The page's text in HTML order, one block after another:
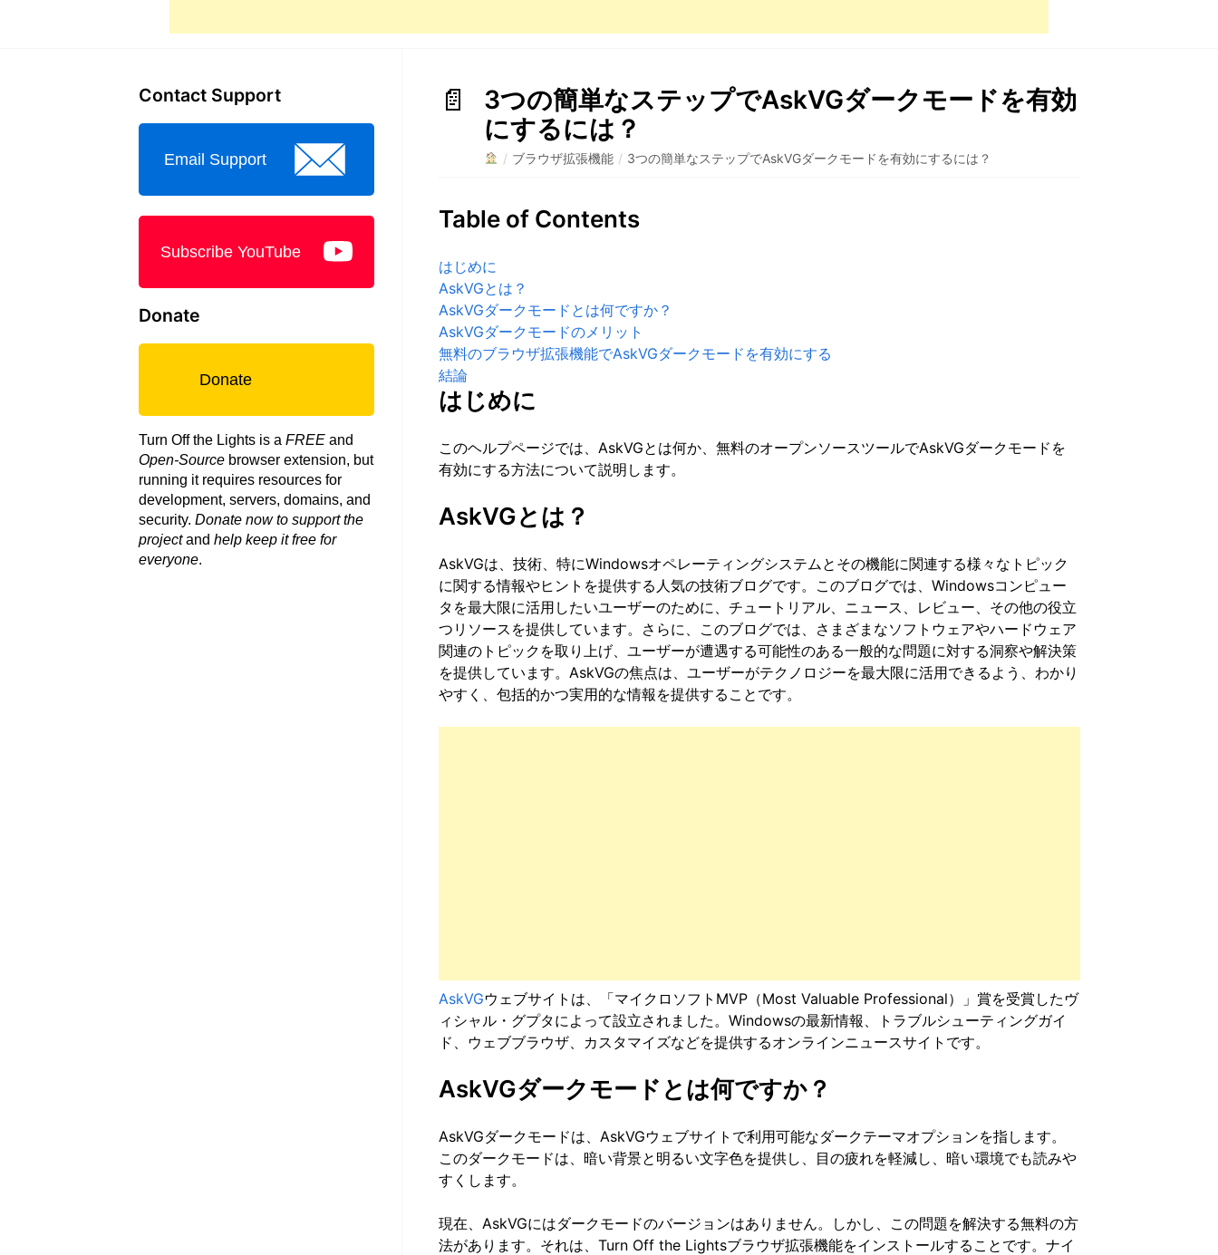
3つの簡単なステップでAskVGダークモードを有効
にするには？
/ ブラウザ拡張機能 / 3つの簡単なステップでAskVGダークモードを有効にするには？
Table of Contents
はじめに
AskVGとは？
AskVGダークモードとは何ですか？
AskVGダークモードのメリット
無料のブラウザ拡張機能でAskVGダークモードを有効にする
結論
はじめに
このヘルプページでは、AskVGとは何か、無料のオープンソースツールでAskVGダークモードを
有効にする方法について説明します。
AskVGとは？
AskVGは、技術、特にWindowsオペレーティングシステムとその機能に関連する様々なトピック
に関する情報やヒントを提供する人気の技術ブログです。このブログでは、Windowsコンピュー
タを最大限に活用したいユーザーのために、チュートリアル、ニュース、レビュー、その他の役立
つリソースを提供しています。さらに、このブログでは、さまざまなソフトウェアやハードウェア
関連のトピックを取り上げ、ユーザーが遭遇する可能性のある一般的な問題に対する洞察や解決策
を提供しています。AskVGの焦点は、ユーザーがテクノロジーを最大限に活用できるよう、わかり
やすく、包括的かつ実用的な情報を提供することです。
AskVGウェブサイトは、「マイクロソフトMVP（Most Valuable Professional）」賞を受賞したヴ
ィシャル・グプタによって設立されました。Windowsの最新情報、トラブルシューティングガイ
ド、ウェブブラウザ、カスタマイズなどを提供するオンラインニュースサイトです。
AskVGダークモードとは何ですか？
AskVGダークモードは、AskVGウェブサイトで利用可能なダークテーマオプションを指します。
このダークモードは、暗い背景と明るい文字色を提供し、目の疲れを軽減し、暗い環境でも読みや
すくします。
現在、AskVGにはダークモードのバージョンはありません。しかし、この問題を解決する無料の方
法があります。それは、Turn Off the Lightsブラウザ拡張機能をインストールすることです。ナイ
Contact Support
Email Support
Subscribe YouTube
Donate
Donate
Turn Off the Lights is a FREE and
Open-Source browser extension, but
running it requires resources for
development, servers, domains, and
security. Donate now to support the
projectand help keep it free for
everyone.